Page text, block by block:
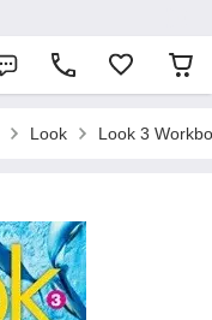
Look Look 3